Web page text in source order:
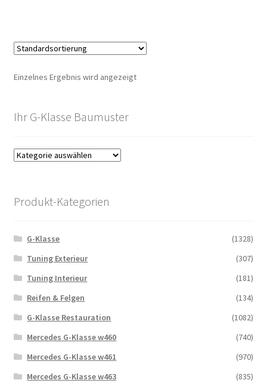
Einzelnes Ergebnis wird angezeigt
Ihr G-Klasse Baumuster
Produkt-Kategorien
G-Klasse
(1328)
Tuning Exterieur
(307)
Tuning Interieur
(181)
Reifen & Felgen
(134)
G-Klasse Restauration
(1082)
Mercedes G-Klasse w460
(740)
Mercedes G-Klasse w461
(970)
Mercedes G-Klasse w463
(835)